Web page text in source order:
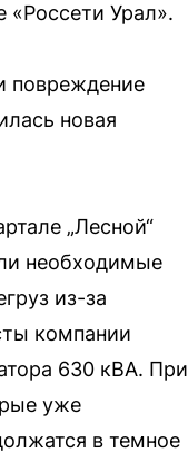
«Россети Урал».
повреждение
новая
„Лесной“
необходимые
из-за
компании
630 кВА. При
уже
в темное